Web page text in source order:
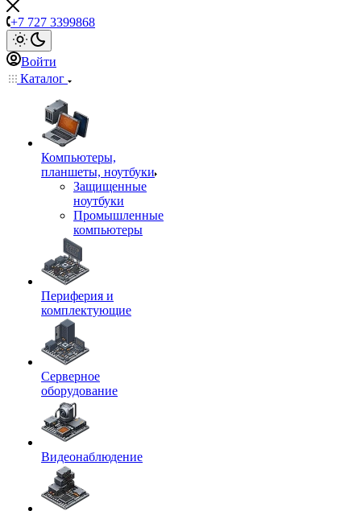
+7 727 3399868
Войти
Каталог
Компьютеры,
планшеты, ноутбуки
Защищенные
ноутбуки
Промышленные
компьютеры
Периферия и
комплектующие
Серверное
оборудование
Видеонаблюдение